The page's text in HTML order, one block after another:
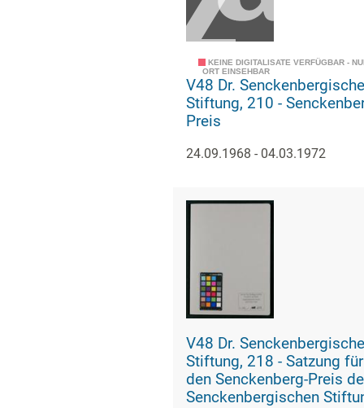
KEINE DIGITALISATE VERFÜGBAR -
ORT EINSEHBAR
V48 Dr. Senckenbergische
Stiftung, 210 - Senckenberg-
Preis
24.09.1968 - 04.03.1972
V48 Dr. Senckenbergische
Stiftung, 218 - Satzung für
den Senckenberg-Preis
Senckenbergischen